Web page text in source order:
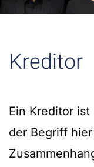
Kreditor
Ein Kreditor
der Begriff